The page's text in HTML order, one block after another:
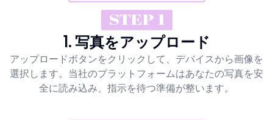
STEP 1
1. 写真をアップロード
アップロードボタンをクリックして、デバイスから画像を
選択します。当社のプラットフォームはあなたの写真を安
全に読み込み、指示を待つ準備が整います。